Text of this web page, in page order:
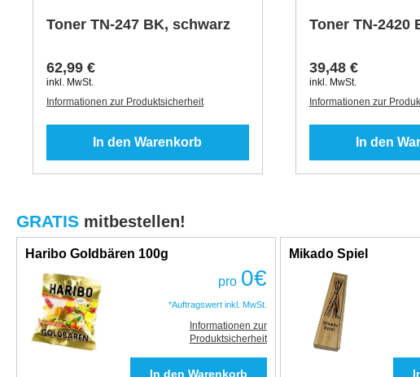
Toner TN-247 BK, schwarz
62,99 €
inkl. MwSt.
Informationen zur Produktsicherheit
In den Warenkorb
Toner TN-2420
39,48 €
inkl. MwSt.
Informationen zur
In den
GRATIS mitbestellen!
Haribo Goldbären 100g
pro 0€
*Auftragswert inkl. MwSt.
Informationen zur
Produktsicherheit
Mikado Spiel